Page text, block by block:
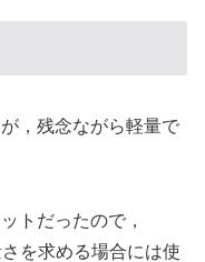
，残念ながら軽量で
トだったので，
を求める場合には使